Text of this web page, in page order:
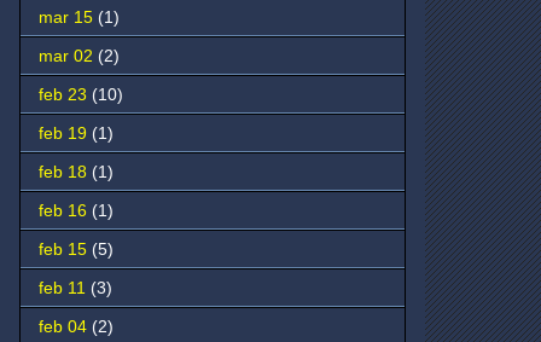
mar 15 (1)
mar 02 (2)
feb 23 (10)
feb 19 (1)
feb 18 (1)
feb 16 (1)
feb 15 (5)
feb 11 (3)
feb 04 (2)